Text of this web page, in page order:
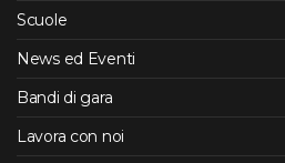
Scuole
News ed Eventi
Bandi di gara
Lavora con noi